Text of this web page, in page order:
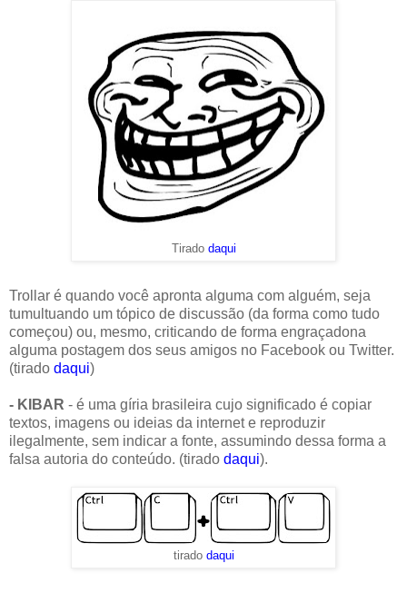
Tirado daqui
Trollar é quando você apronta alguma com alguém, seja
tumultuando um tópico de discussão (da forma como tudo
começou) ou, mesmo, criticando de forma engraçadona
alguma postagem dos seus amigos no Facebook ou Twitter.
(tirado daqui)
- KIBAR - é uma gíria brasileira cujo significado é copiar
textos, imagens ou ideias da internet e reproduzir
ilegalmente, sem indicar a fonte, assumindo dessa forma a
falsa autoria do conteúdo. (tirado daqui).
tirado daqui